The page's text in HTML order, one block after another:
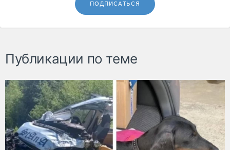
ПОДПИСАТЬСЯ
Публикации по теме